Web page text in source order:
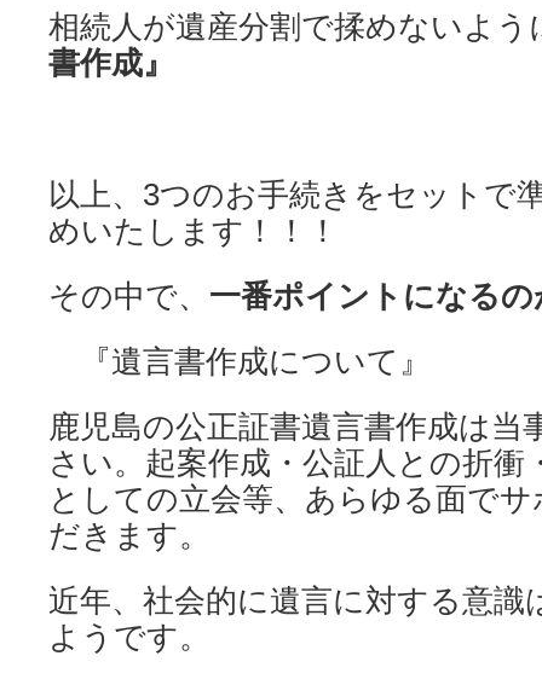
相続人が遺産分割で揉めないよう
書作成』
以上、3つのお手続きをセットで
めいたします！！！
その中で、 一番ポイントになるの
『遺言書作成について』
鹿児島の公正証書遺言書作成は当
さい。起案作成・公証人との折衝
としての立会等、あらゆる面で
だきます。
近年、社会的に遺言に対する意識
ようです。